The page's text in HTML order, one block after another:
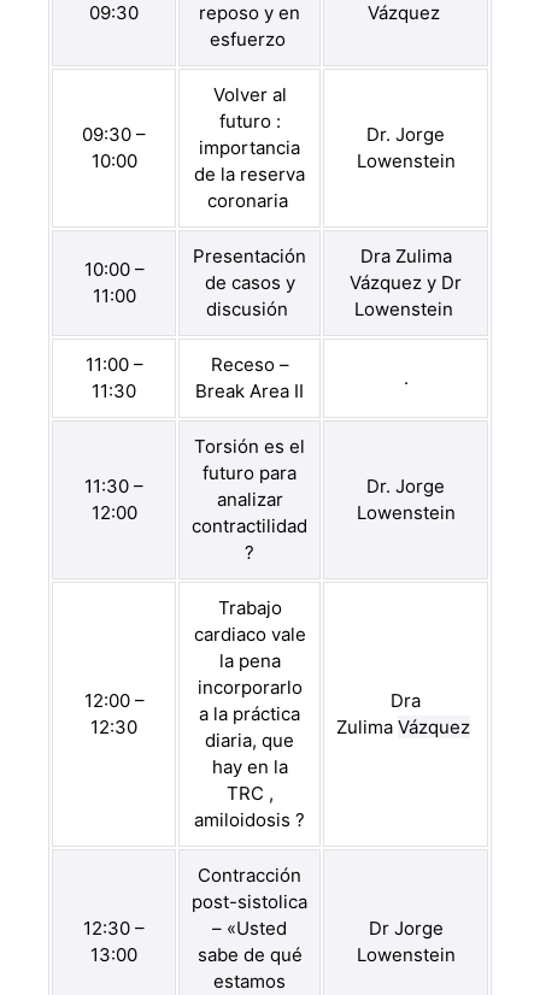
09:30
reposo y en
esfuerzo
Vázquez
09:30 –
10:00
Volver al
futuro :
importancia
de la reserva
coronaria
Dr. Jorge
Lowenstein
10:00 –
11:00
Presentación
de casos y
discusión
Dra Zulima
Vázquez y Dr
Lowenstein
11:00 –
11:30
Receso –
Break Area II
.
11:30 –
12:00
Torsión es el
futuro para
analizar
contractilidad
?
Dr. Jorge
Lowenstein
12:00 –
12:30
Trabajo
cardiaco vale
la pena
incorporarlo
a la práctica
diaria, que
hay en la
TRC ,
amiloidosis ?
Dra
Zulima Vázquez
12:30 –
13:00
Contracción
post-sistolica
– «Usted
sabe de qué
estamos
Dr Jorge
Lowenstein